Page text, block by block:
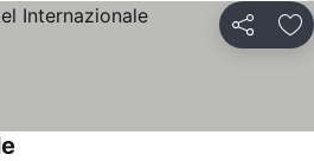
Partilhar